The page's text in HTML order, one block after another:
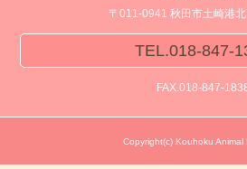
〒011-0941 秋田市土崎港
TEL.018-847-
FAX.018-847-
Copyright(c) Kouhoku Animal